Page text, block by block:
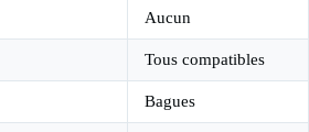
Aucun
Tous compatibles
Bagues